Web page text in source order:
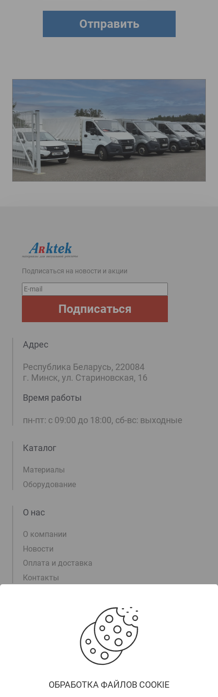
Отправить
Подписаться на новости и акции
E-
mail
Подписаться
Адрес
Республика Беларусь, 220084
г. Минск, ул. Стариновская, 16
Время работы
пн-пт: с 09:00 до 18:00, сб-вс: выходные
Каталог
Материалы
Оборудование
О нас
О компании
Новости
Оплата и доставка
Контакты
+375 (17) 311-00-15
+375 (29) 105-55-55
+375 (29) 700-30-03
Заказать звонок
ОБРАБОТКА ФАЙЛОВ COOKIE